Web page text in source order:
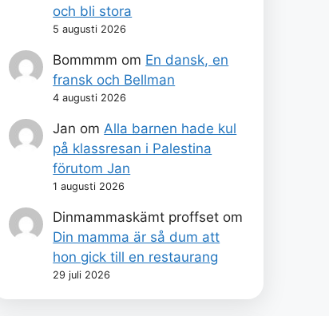
och bli stora
5 augusti 2026
Bommmm om En dansk, en
fransk och Bellman
4 augusti 2026
Jan om Alla barnen hade kul
på klassresan i Palestina
förutom Jan
1 augusti 2026
Dinmammaskämt proffset om
Din mamma är så dum att
hon gick till en restaurang
29 juli 2026